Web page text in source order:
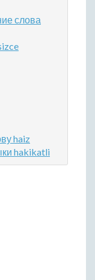
слова
haiz
hakikatli